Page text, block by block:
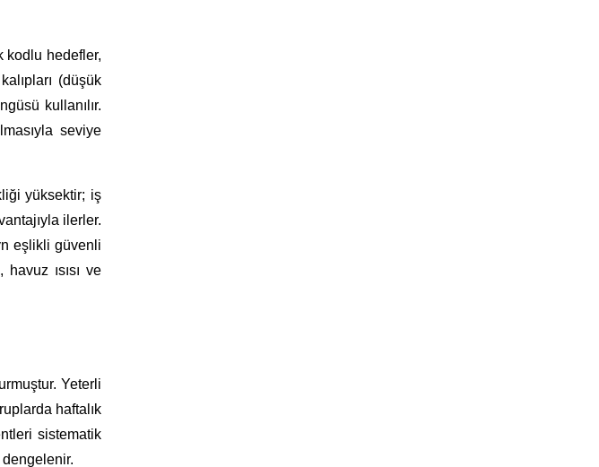
kodlu hedefler,
(düşük
kullanılır.
seviye
yüksektir; iş
ilerler.
eşlikli güvenli
ısısı ve
Yeterli
haftalık
sistematik
dengelenir.